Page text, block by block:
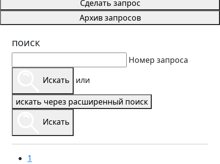
Сделать запрос
Архив запросов
поиск
Номер запроса
Искать
или
искать через расширенный поиск
Искать
1